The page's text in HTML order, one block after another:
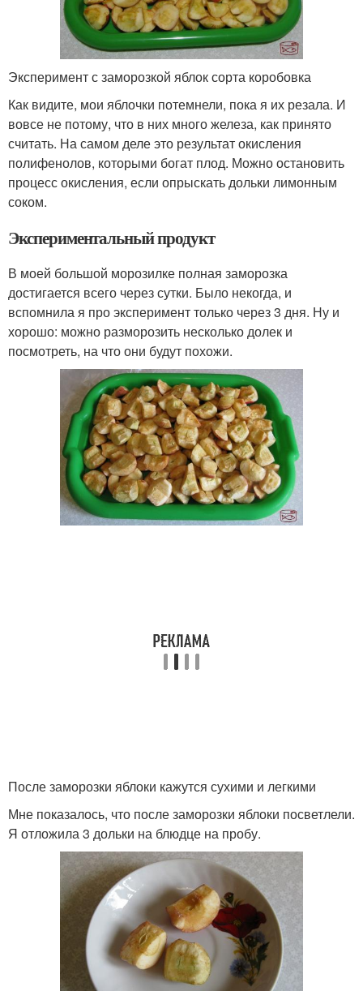
Эксперимент с заморозкой яблок сорта коробовка
Как видите, мои яблочки потемнели, пока я их резала. И
вовсе не потому, что в них много железа, как принято
считать. На самом деле это результат окисления
полифенолов, которыми богат плод. Можно остановить
процесс окисления, если опрыскать дольки лимонным
соком.
Экспериментальный продукт
В моей большой морозилке полная заморозка
достигается всего через сутки. Было некогда, и
вспомнила я про эксперимент только через 3 дня. Ну и
хорошо: можно разморозить несколько долек и
посмотреть, на что они будут похожи.
После заморозки яблоки кажутся сухими и легкими
Мне показалось, что после заморозки яблоки посветлели.
Я отложила 3 дольки на блюдце на пробу.